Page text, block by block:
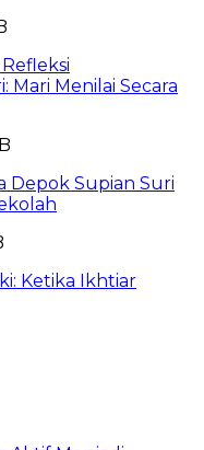
Mari Menilai Secara
Depok Supian Suri
Ketika Ikhtiar